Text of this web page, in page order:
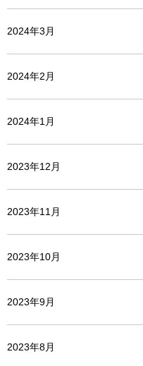
2024年3月
2024年2月
2024年1月
2023年12月
2023年11月
2023年10月
2023年9月
2023年8月